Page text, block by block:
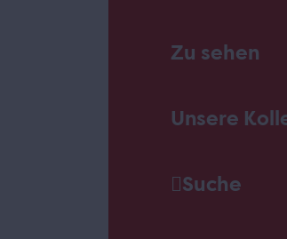
Zu sehen
Unsere
Suche